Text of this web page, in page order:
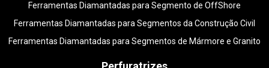
Ferramentas Diamantadas para Segmento de OffShore
Ferramentas Diamantadas para Segmentos da Construção Civil
Ferramentas Diamantadas para Segmentos de Mármore e Granito